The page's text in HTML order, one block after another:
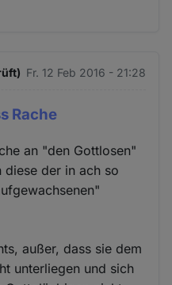
Fr. 12 Feb 2016 - 21:28
Rache
an "den Gottlosen"
diese der in ach so
außer, dass sie dem
unterliegen und sich